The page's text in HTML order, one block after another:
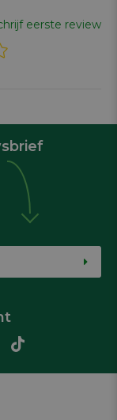
eerste review